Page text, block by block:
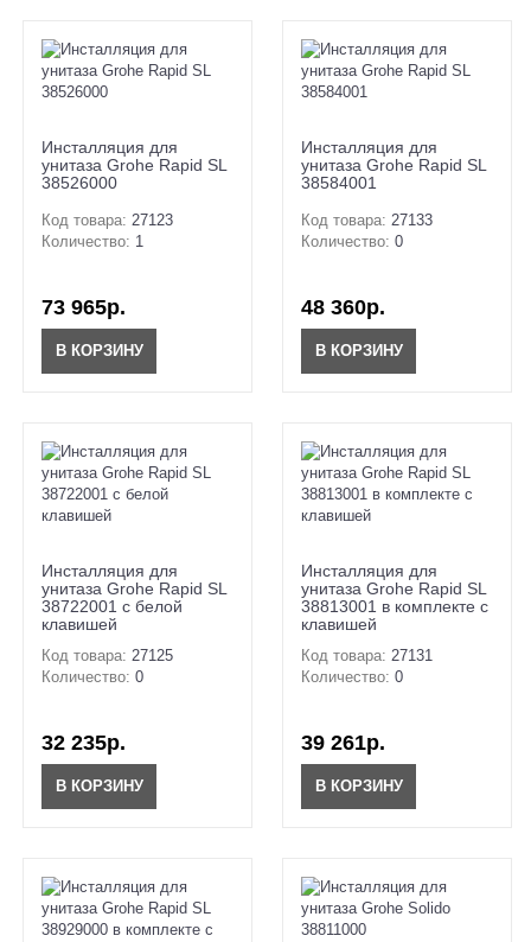
Инсталляция для
унитаза Grohe Rapid SL
38526000
Код товара: 27123
Количество: 1
73 965р.
В КОРЗИНУ
Инсталляция для
унитаза Grohe Rapid SL
38584001
Код товара: 27133
Количество: 0
48 360р.
В КОРЗИНУ
Инсталляция для
унитаза Grohe Rapid SL
38722001 с белой
клавишей
Код товара: 27125
Количество: 0
32 235р.
В КОРЗИНУ
Инсталляция для
унитаза Grohe Rapid SL
38813001 в комплекте с
клавишей
Код товара: 27131
Количество: 0
39 261р.
В КОРЗИНУ